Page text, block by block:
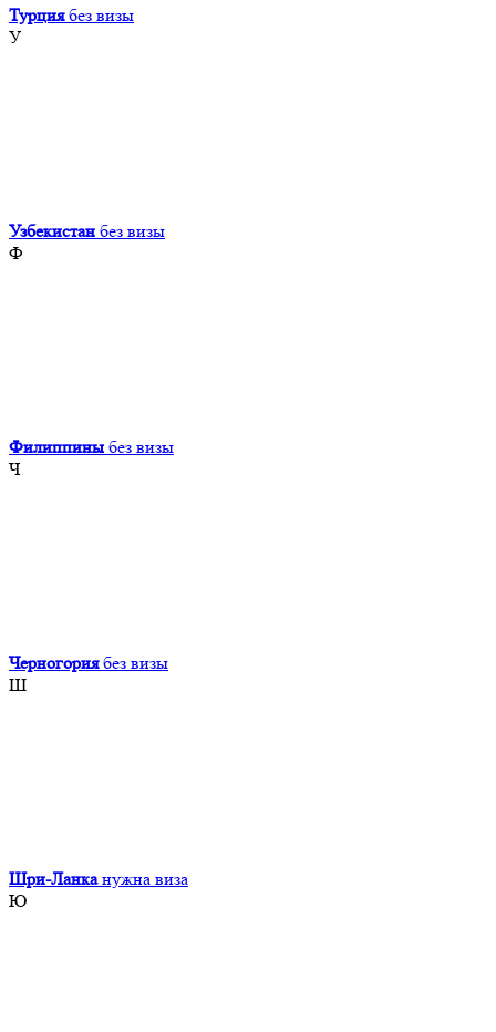
Турция без визы
У
Узбекистан без визы
Ф
Филиппины без визы
Ч
Черногория без визы
Ш
Шри-Ланка нужна виза
Ю